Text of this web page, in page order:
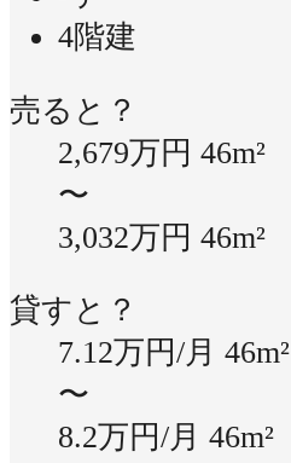
4階建
売ると？
2,679万円 46m²
〜
3,032万円 46m²
貸すと？
7.12万円/月 46m²
〜
8.2万円/月 46m²